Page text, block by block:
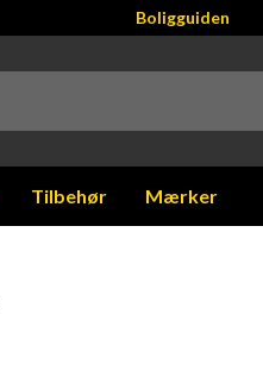
Boligguiden
Tilbehør Mærker